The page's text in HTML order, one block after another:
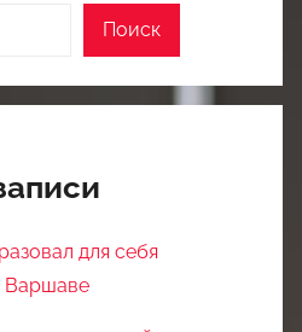
Поиск
для себя
Варшаве